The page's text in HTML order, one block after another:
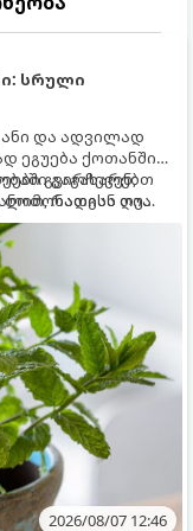
სრული
და ადვილად
ეგუება ქოთანში
გვირჩევენ,
რადგან ღია
ძალიან
ავიწროებს.
გაგახარებთ
თუ
2026/08/07 12:46